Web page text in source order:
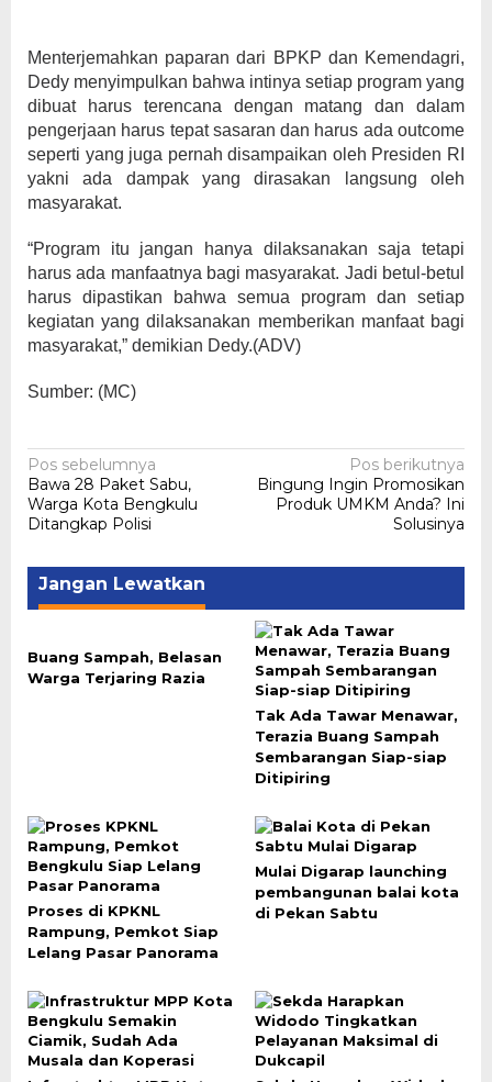
Menterjemahkan paparan dari BPKP dan Kemendagri,
Dedy menyimpulkan bahwa intinya setiap program yang
dibuat harus terencana dengan matang dan dalam
pengerjaan harus tepat sasaran dan harus ada outcome
seperti yang juga pernah disampaikan oleh Presiden RI
yakni ada dampak yang dirasakan langsung oleh
masyarakat.
“Program itu jangan hanya dilaksanakan saja tetapi
harus ada manfaatnya bagi masyarakat. Jadi betul-betul
harus dipastikan bahwa semua program dan setiap
kegiatan yang dilaksanakan memberikan manfaat bagi
masyarakat,” demikian Dedy.(ADV)
Sumber: (MC)
Navigasi
pos
Pos sebelumnya
Bawa 28 Paket Sabu,
Warga Kota Bengkulu
Ditangkap Polisi
Pos berikutnya
Bingung Ingin Promosikan
Produk UMKM Anda? Ini
Solusinya
Jangan Lewatkan
Buang Sampah, Belasan
Warga Terjaring Razia
Tak Ada Tawar Menawar,
Terazia Buang Sampah
Sembarangan Siap-siap
Ditipiring
Proses di KPKNL
Rampung, Pemkot Siap
Lelang Pasar Panorama
Mulai Digarap launching
pembangunan balai kota
di Pekan Sabtu